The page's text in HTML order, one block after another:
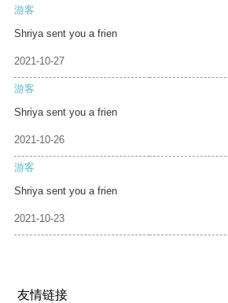
游客
Shriya sent you a frien
2021-10-27
游客
Shriya sent you a frien
2021-10-26
游客
Shriya sent you a frien
2021-10-23
友情链接